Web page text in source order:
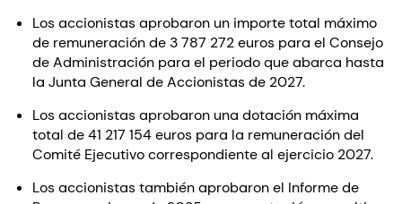
Los accionistas aprobaron un importe total máximo
de remuneración de 3 787 272 euros para el Consejo
de Administración para el periodo que abarca hasta
la Junta General de Accionistas de 2027.
Los accionistas aprobaron una dotación máxima
total de 41 217 154 euros para la remuneración del
Comité Ejecutivo correspondiente al ejercicio 2027.
Los accionistas también aprobaron el Informe de